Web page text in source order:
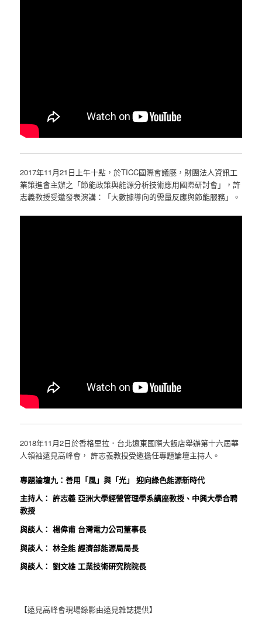
2017年11月21日上午十點，於TICC國際會議廳，財團法人資訊工
業策進會主辦之「節能政策與能源分析技術應用國際研討會」，許
志義教授受邀發表演講：「大數據導向的需量反應與節能服務」。
2018年11月2日於香格里拉．台北遠東國際大飯店舉辦第十六屆華
人領袖遠見高峰會， 許志義教授受邀擔任專題論壇主持人。
專題論壇九：善用「風」與「光」 迎向綠色能源新時代
主持人： 許志義 亞洲大學經營管理學系講座教授、中興大學合聘
教授
與談人： 楊偉甫 台灣電力公司董事長
與談人： 林全能 經濟部能源局局長
與談人： 劉文雄 工業技術研究院院長
【遠見高峰會現場錄影由遠見雜誌提供】